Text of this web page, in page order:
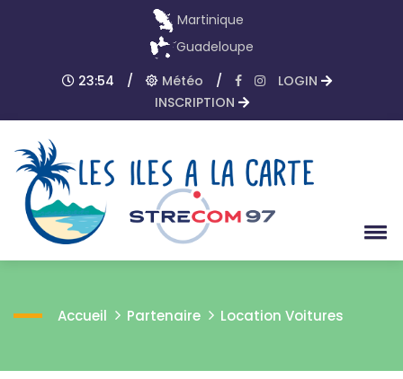
Martinique
Guadeloupe
23:54
/ Météo /
LOGIN
INSCRIPTION
Accueil Partenaire Location Voitures